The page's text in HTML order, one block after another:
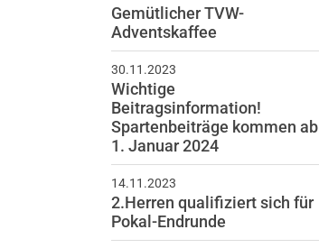
Gemütlicher TVW-
Adventskaffee
30.11.2023
Wichtige
Beitragsinformation!
Spartenbeiträge kommen ab
1. Januar 2024
14.11.2023
2.Herren qualifiziert sich für
Pokal-Endrunde
Geschäftsstelle
Turnverein „Grundstein zur